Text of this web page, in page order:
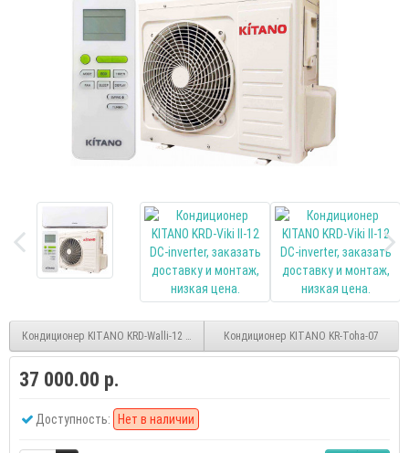
Кондиционер KITANO KRD-Walli-12 DC-inverterКондиционер KITANO KR-Toha-07
37 000.00 р.
Доступность: Нет в наличии